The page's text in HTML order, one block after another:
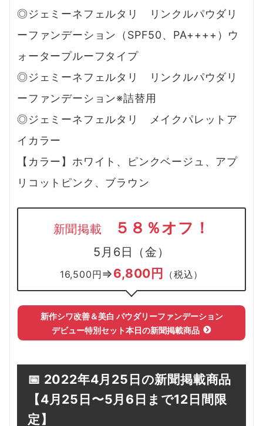
◎ジェミーネフェルタリ リンクルパウダリ
ーファンデーション（SPF50、PA++++）ウ
ォータープルーフタイプ
◎ジェミーネフェルタリ リンクルパウダリ
ーファンデーション※詰替用
◎ジェミーネフェルタリ メイクパレットア
イカラー
【カラー】ホワイト、ピンクベージュ、アプ
リコットピンク、ブラウン
新聞掲載 ５８％オフ！
5月6日（金）
16,500円 ⇒6,800円 （税込）
新作シワ改善＆美白 パウダリーファンデーション
デビュー特別セット本日の新聞掲載商品
📅 2022年4月25日の新聞掲載商品
【4月25日〜5月6日まで12日間限
定】